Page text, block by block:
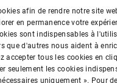
afin de rendre notre site
en permanence votre
sont indispensables à
que d'autres nous aident à
accepter tous les cookies en
seulement les cookies
uniquement ». Pour